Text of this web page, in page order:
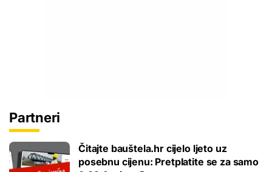
Partneri
Čitajte bauštela.hr cijelo ljeto uz
posebnu cijenu: Pretplatite se za samo